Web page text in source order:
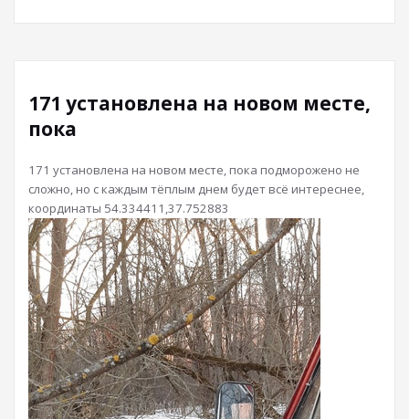
171 установлена на новом месте,
пока
171 установлена на новом месте, пока подморожено не
сложно, но с каждым тёплым днем будет всё интереснее,
координаты 54.334411,37.752883